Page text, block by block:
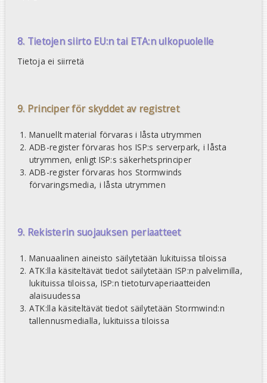
8. Tietojen siirto EU:n tai ETA:n ulkopuolelle
Tietoja ei siirretä
9. Principer för skyddet av registret
Manuellt material förvaras i låsta utrymmen
ADB-register förvaras hos ISP:s serverpark, i låsta
utrymmen, enligt ISP:s säkerhetsprinciper
ADB-register förvaras hos Stormwinds
förvaringsmedia, i låsta utrymmen
9. Rekisterin suojauksen periaatteet
Manuaalinen aineisto säilytetään lukituissa tiloissa
ATK:lla käsiteltävät tiedot säilytetään ISP:n palvelimilla,
lukituissa tiloissa, ISP:n tietoturvaperiaatteiden
alaisuudessa
ATK:lla käsiteltävät tiedot säilytetään Stormwind:n
tallennusmedialla, lukituissa tiloissa